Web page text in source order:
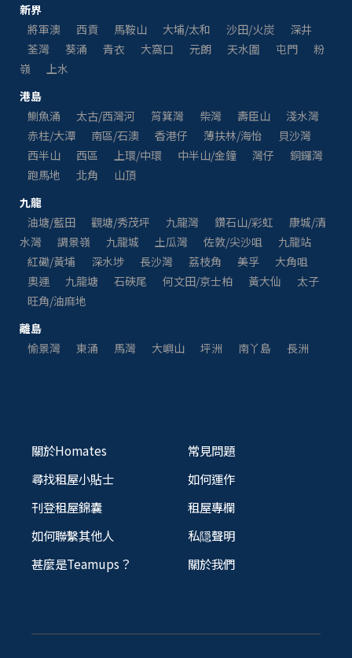
新界
將軍澳
西貢 馬鞍山 大埔/太和 沙田/火炭
深井
荃灣
葵涌 青衣 大窩口 元朗 天水圍 屯門
粉
嶺
上水
港島
鰂魚涌
太古/西灣河 筲箕灣 柴灣 壽臣山
淺水灣
赤柱/大潭
南區/石澳 香港仔 薄扶林/海怡
貝沙灣
西半山
西區 上環/中環 中半山/金鐘 灣仔
銅鑼灣
跑馬地
北角
山頂
九龍
油塘/藍田
觀塘/秀茂坪 九龍灣 鑽石山/彩虹
康城/清
水灣
調景嶺 九龍城 土瓜灣 佐敦/尖沙咀
九龍站
紅磡/黃埔
深水埗 長沙灣 荔枝角 美孚
大角咀
奧運
九龍塘 石硤尾 何文田/京士柏 黃大仙
太子
旺角/油麻地
離島
愉景灣
東涌 馬灣 大嶼山 坪洲 南丫島 長洲
關於Homates
尋找租屋小貼士
刊登租屋錦囊
如何聯繫其他人
甚麼是Teamups？
常見問題
如何運作
租屋專欄
私隠聲明
關於我們